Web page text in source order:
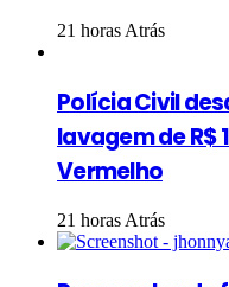
21 horas Atrás
Polícia Civil
lavagem de R$
Vermelho
21 horas Atrás